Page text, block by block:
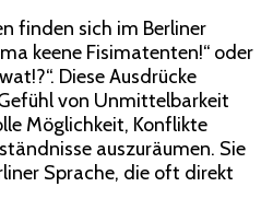
finden sich im Berliner
keene Fisimatenten!“ oder
Diese Ausdrücke
von Unmittelbarkeit
Möglichkeit, Konflikte
auszuräumen. Sie
Sprache, die oft direkt